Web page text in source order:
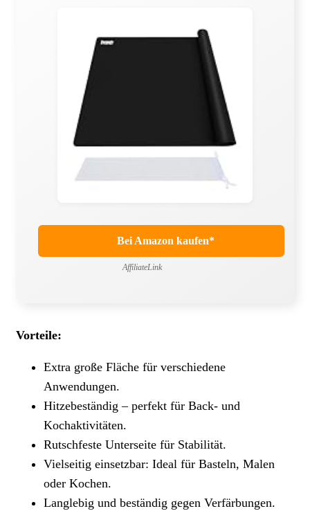
Bei Amazon kaufen*
AffiliateLink
Vorteile:
Extra große Fläche für verschiedene
Anwendungen.
Hitzebeständig – perfekt für Back- und
Kochaktivitäten.
Rutschfeste Unterseite für Stabilität.
Vielseitig einsetzbar: Ideal für Basteln, Malen
oder Kochen.
Langlebig und beständig gegen Verfärbungen.